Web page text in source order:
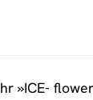
»ICE-